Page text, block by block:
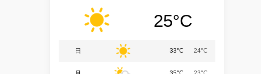
25°C
日 33°C 24°C